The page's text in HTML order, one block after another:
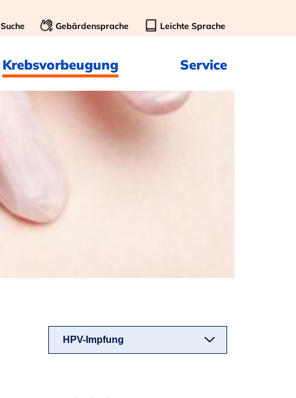
Suche Gebärdensprache Leichte Sprache
Krebsvorbeugung Service
HPV-Impfung